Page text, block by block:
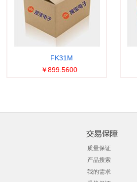
FK31M
￥899.5600
质量保证
产品搜索
我的需求